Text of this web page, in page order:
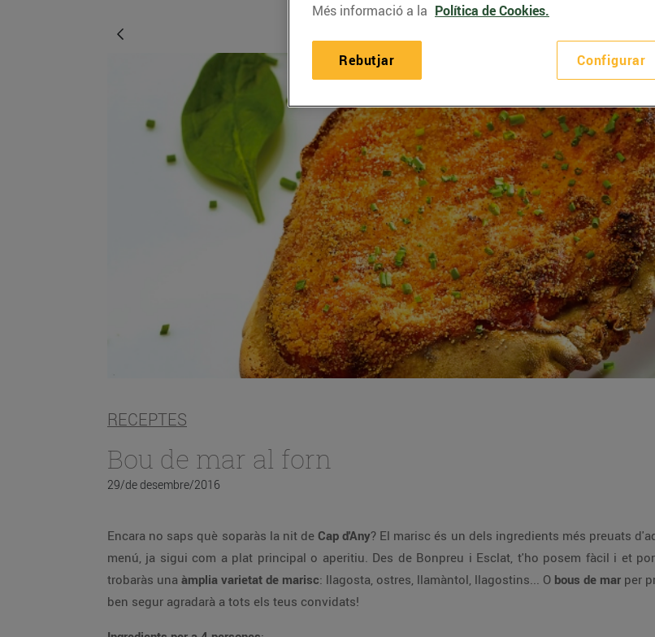
RECEPTES
Bou de mar al forn
29/de desembre/2016
Encara no saps què soparàs la nit de Cap d'Any? El marisc és un dels ingredients més preuats
menú, ja sigui com a plat principal o aperitiu. Des de Bonpreu i Esclat, t'ho posem fàcil i et
trobaràs una àmplia varietat de marisc: llagosta, ostres, llamàntol, llagostins... O bous de mar per
ben segur agradarà a tots els teus convidats!
Més informació a la Política de Cookies.
Configurar
Rebutjar